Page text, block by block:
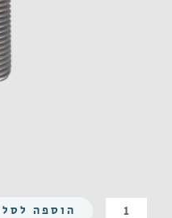
כמות
הוספה לסל